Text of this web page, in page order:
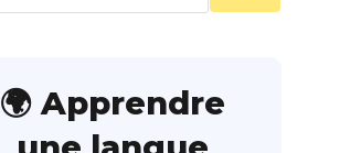
🌍 Apprendre